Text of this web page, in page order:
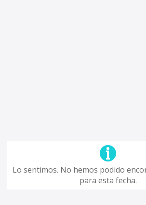
Lo sentimos. No hemos podido
para esta fecha.